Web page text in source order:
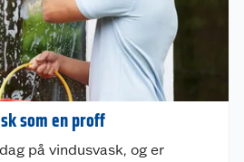
som en proff
på vindusvask, og er